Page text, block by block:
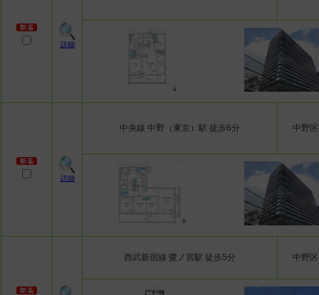
詳細
詳細
中央線 中野（東京）駅 徒歩6分 中野
西武新宿線 鷺ノ宮駅 徒歩5分 中野